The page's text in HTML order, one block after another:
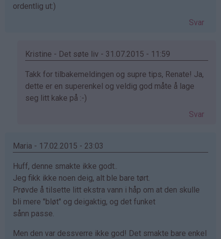
ordentlig ut:)
Svar
Kristine - Det søte liv - 31.07.2015 - 11:59
Som
svar
på
bekreftet)
Takk for tilbakemeldingen og supre tips, Renate! Ja,
dette er en superenkel og veldig god måte å lage
seg litt kake på :-)
Svar
Maria - 17.02.2015 - 23:03
Huff, denne smakte ikke godt..
Jeg fikk ikke noen deig, alt ble bare tørt.
Prøvde å tilsette litt ekstra vann i håp om at den skulle
bli mere "bløt" og deigaktig, og det funket
sånn passe.
Men den var dessverre ikke god! Det smakte bare enkel